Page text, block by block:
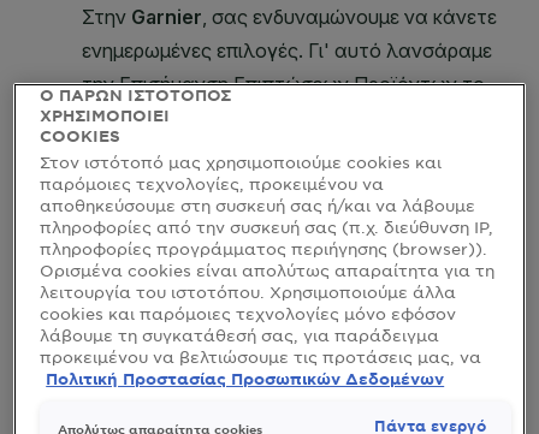
Ο ΠΑΡΩΝ ΙΣΤΟΤΟΠΟΣ
ΧΡΗΣΙΜΟΠΟΙΕΙ
COOKIES
Στον ιστότοπό μας χρησιμοποιούμε cookies και
παρόμοιες τεχνολογίες, προκειμένου να
αποθηκεύσουμε στη συσκευή σας ή/και να λάβουμε
πληροφορίες από την συσκευή σας (π.χ. διεύθυνση IP,
πληροφορίες προγράμματος περιήγησης (browser)).
Ορισμένα cookies είναι απολύτως απαραίτητα για τη
λειτουργία του ιστοτόπου. Χρησιμοποιούμε άλλα
cookies και παρόμοιες τεχνολογίες μόνο εφόσον
λάβουμε τη συγκατάθεσή σας, για παράδειγμα
προκειμένου να βελτιώσουμε τις προτάσεις μας, να
αναλύσουμε τη χρήση, να προσαρμόσουμε το
αναγνωρίσουμε τον browser/ τη συσκευή σας για τη
Πολιτική Προστασίας Προσωπικών Δεδομένων
Απολύτως απαραίτητα cookies Πάντα ενεργό